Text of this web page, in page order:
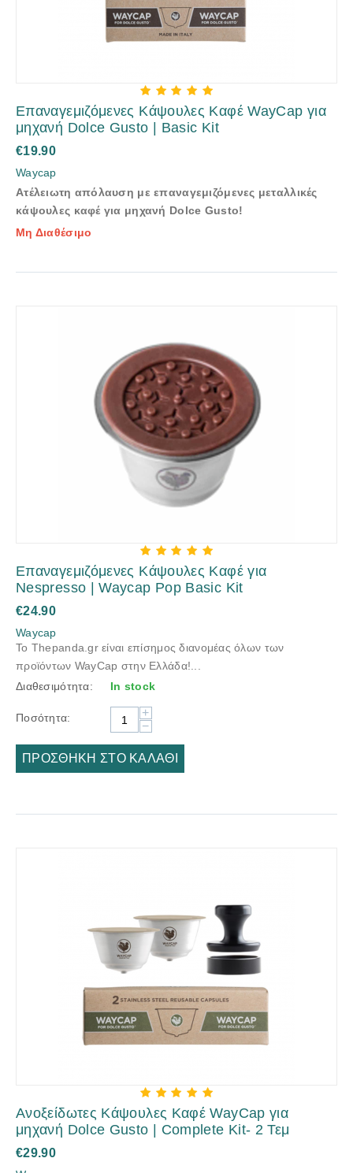
Επαναγεμιζόμενες Κάψουλες Καφέ WayCap για
μηχανή Dolce Gusto | Basic Kit
€19.90
Waycap
Ατέλειωτη απόλαυση με επαναγεμιζόμενες μεταλλικές
κάψουλες καφέ για μηχανή Dolce Gusto!
Μη Διαθέσιμο
Επαναγεμιζόμενες Κάψουλες Καφέ για
Nespresso | Waycap Pop Basic Kit
€24.90
Waycap
Το Thepanda.gr είναι επίσημος διανομέας όλων των
προϊόντων WayCap στην Ελλάδα!...
Διαθεσιμότητα:
In stock
Ποσότητα:
+
−
ΠΡΟΣΘΉΚΗ ΣΤΟ ΚΑΛΆΘΙ
Ανοξείδωτες Κάψουλες Καφέ WayCap για
μηχανή Dolce Gusto | Complete Kit- 2 Τεμ
€29.90